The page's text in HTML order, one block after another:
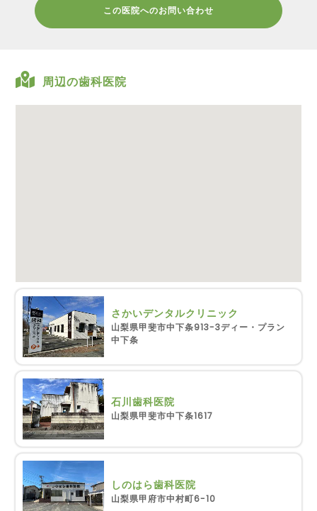
この医院へのお問い合わせ
周辺の歯科医院
さかいデンタルクリニック
山梨県甲斐市中下条913-3ディー・プラン
中下条
石川歯科医院
山梨県甲斐市中下条1617
しのはら歯科医院
山梨県甲府市中村町6-10